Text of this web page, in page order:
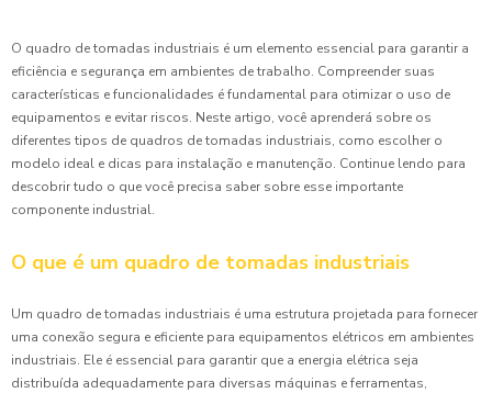
O quadro de tomadas industriais é um elemento essencial para garantir a
eficiência e segurança em ambientes de trabalho. Compreender suas
características e funcionalidades é fundamental para otimizar o uso de
equipamentos e evitar riscos. Neste artigo, você aprenderá sobre os
diferentes tipos de quadros de tomadas industriais, como escolher o
modelo ideal e dicas para instalação e manutenção. Continue lendo para
descobrir tudo o que você precisa saber sobre esse importante
componente industrial.
O que é um quadro de tomadas industriais
Um quadro de tomadas industriais é uma estrutura projetada para fornecer
uma conexão segura e eficiente para equipamentos elétricos em ambientes
industriais. Ele é essencial para garantir que a energia elétrica seja
distribuída adequadamente para diversas máquinas e ferramentas,